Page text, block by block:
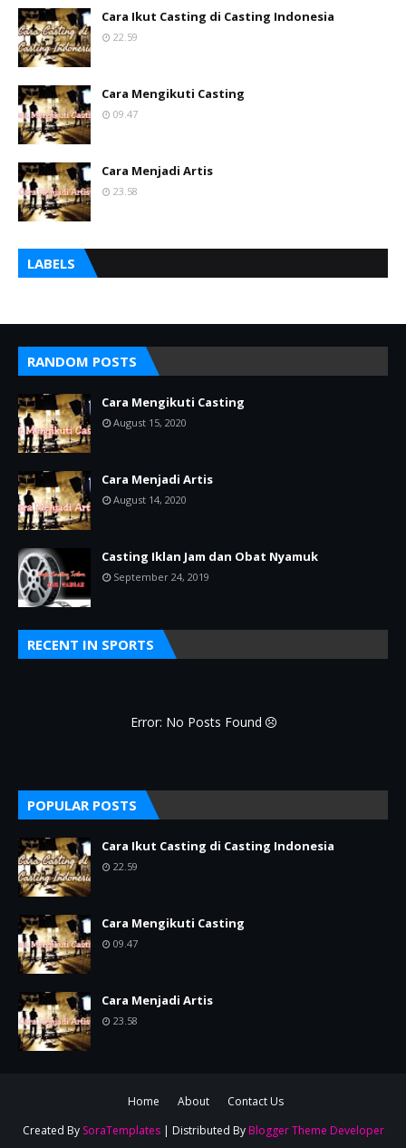
Cara Ikut Casting di Casting Indonesia
22.59
Cara Mengikuti Casting
09.47
Cara Menjadi Artis
23.58
LABELS
RANDOM POSTS
Cara Mengikuti Casting
August 15, 2020
Cara Menjadi Artis
August 14, 2020
Casting Iklan Jam dan Obat Nyamuk
September 24, 2019
RECENT IN SPORTS
Error: No Posts Found
POPULAR POSTS
Cara Ikut Casting di Casting Indonesia
22.59
Cara Mengikuti Casting
09.47
Cara Menjadi Artis
23.58
Home About
Contact Us
Created By SoraTemplates| Distributed By Blogger Theme Developer